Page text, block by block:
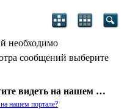
необходимо
сообщений выберите
Статья: Какие игры Вы хотите видеть на нашем портале?
нашем портале?